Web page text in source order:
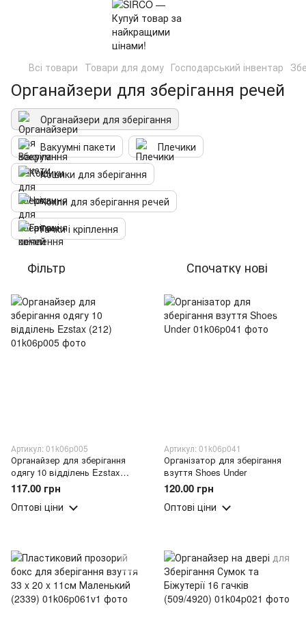
Всі товари Товари для дому Господарський інвентар
Органайзери для зберігання речей
Органайзери для зберігання
Вакуумні пакети
Плечики
Кошики для зберігання
Чохли для зберігання речей
Гачки і кріплення
Фільтр Спочатку нові
Артикул: 01k06p005
Органайзер для зберігання
одягу 10 відділень Ezstax
(212)
117.00 грн
Оптові ціни
Артикул: 01k06p041
Організатор для зберігання
взуття Shoes Under
120.00 грн
Оптові ціни